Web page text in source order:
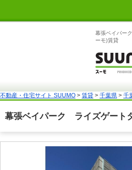
幕張ベイパー
ーモ)賃貸
不動産・住宅サイト SUUMO > 賃貸 > 千葉県 > 千
幕張ベイパーク ライズゲート